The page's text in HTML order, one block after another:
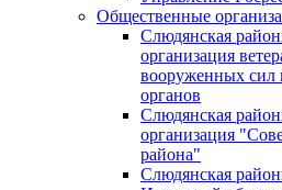
Общественные
Слюдянская
организация
вооруженных сил
органов
Слюдянская
организация
района"
Слюдянская